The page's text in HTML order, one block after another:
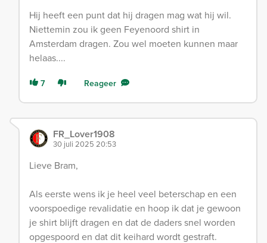
Hij heeft een punt dat hij dragen mag wat hij wil.
Niettemin zou ik geen Feyenoord shirt in
Amsterdam dragen. Zou wel moeten kunnen maar
helaas....
7 Reageer
FR_Lover1908
30 juli 2025 20:53
Lieve Bram,
Als eerste wens ik je heel veel beterschap en een
voorspoedige revalidatie en hoop ik dat je gewoon
je shirt blijft dragen en dat de daders snel worden
opgespoord en dat dit keihard wordt gestraft.